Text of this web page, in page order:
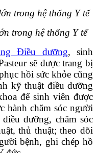
trong hệ thống Y tế
Điều dưỡng, sinh
sẽ được trang bị
hồi sức khỏe cũng
kỹ thuật điều dưỡng
để sinh viên được
hành chăm sóc người
dưỡng, chăm sóc
thủ thuật; theo dõi
bệnh, ghi chép hồ